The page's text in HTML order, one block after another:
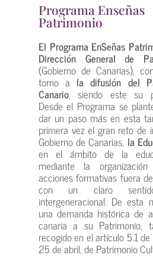
Programa Enseñas
Patrimonio
El Programa EnSeñas
Dirección General de
(Gobierno de Canarias),
torno a la difusión del
Canario, siendo este su
Desde el Programa se
dar un paso más en esta
primera vez el gran reto de
Gobierno de Canarias, la
en el ámbito de la
mediante la
acciones formativas fuera
con un claro
intergeneracional. De esta
una demanda histórica de
canaria a su Patrimonio,
recogido en el artículo 5.1
25 de abril, de Patrimonio